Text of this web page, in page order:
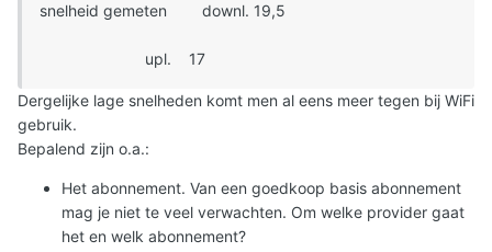
snelheid gemeten downl. 19,5
upl. 17
Dergelijke lage snelheden komt men al eens meer tegen bij WiFi
gebruik.
Bepalend zijn o.a.:
Het abonnement. Van een goedkoop basis abonnement
mag je niet te veel verwachten. Om welke provider gaat
het en welk abonnement?